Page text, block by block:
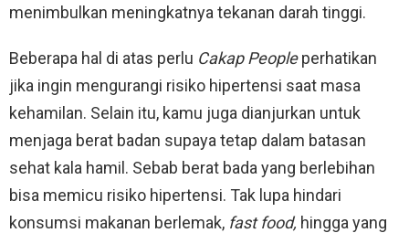
menimbulkan meningkatnya tekanan darah tinggi.
Beberapa hal di atas perlu Cakap Peopleperhatikan
jika ingin mengurangi risiko hipertensi saat masa
kehamilan. Selain itu, kamu juga dianjurkan untuk
menjaga berat badan supaya tetap dalam batasan
sehat kala hamil. Sebab berat bada yang berlebihan
bisa memicu risiko hipertensi. Tak lupa hindari
konsumsi makanan berlemak, fast food, hingga yang